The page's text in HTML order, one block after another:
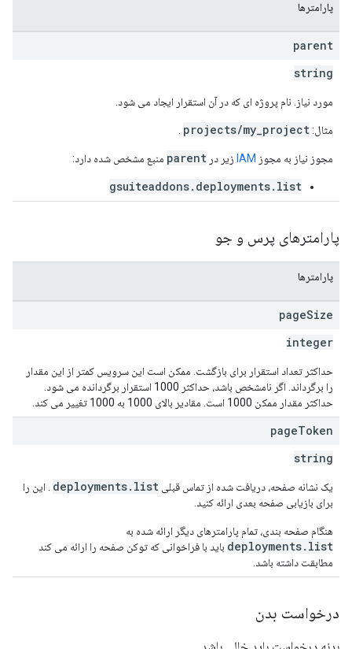
پارامترها
parent
string
مورد نیاز. نام پروژه ای که در آن استقرار ایجاد می شود.
مثال:projects/my_project
مجوز نیاز به مجوز IAM زیر در parent منبع مشخص شده دارد:
gsuiteaddons.deployments.list
پارامترهای پرس و جو
پارامترها
pageSize
integer
حداکثر تعداد استقرار برای بازگشت. ممکن است این سرویس کمتر از این مقدار
را برگرداند. اگر نامشخص باشد، حداکثر 1000 استقرار برگردانده می شود.
حداکثر مقدار ممکن 1000 است. مقادیر بالای 1000 به 1000 تغییر می کند.
pageToken
string
یک نشانه صفحه، دریافت شده از تماس قبلی deployments.list . این را
برای بازیابی صفحه بعدی ارائه کنید.
هنگام صفحه بندی، تمام پارامترهای دیگر ارائه شده به
deployments.list باید با فراخوانی که توکن صفحه را ارائه می کند
مطابقت داشته باشد.
درخواست بدن